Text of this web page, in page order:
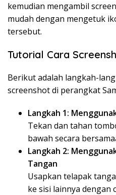
kemudian mengambil
mudah dengan mengetuk
tersebut.
Tutorial Cara
Berikut adalah langkah-
screenshot di perangkat
Langkah 1:
Tekan dan tahan
bawah secara
Langkah 2:
Tangan
Usapkan telapak
ke sisi lainnya dengan